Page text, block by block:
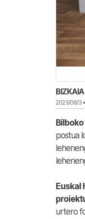
2023/08/3
postua
Euskal
urtero